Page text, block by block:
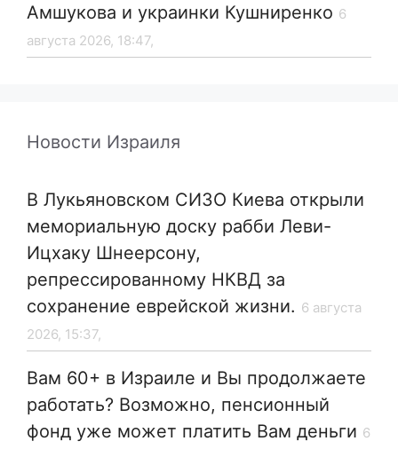
Амшукова и украинки Кушниренко 6
августа 2026, 18:47,
Новости Израиля
В Лукьяновском СИЗО Киева открыли
мемориальную доску рабби Леви-
Ицхаку Шнеерсону,
репрессированному НКВД за
сохранение еврейской жизни. 6 августа
2026, 15:37,
Вам 60+ в Израиле и Вы продолжаете
работать? Возможно, пенсионный
фонд уже может платить Вам деньги 6